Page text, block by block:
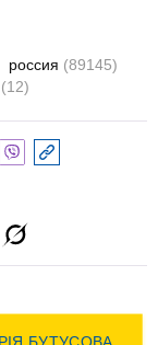
россия (89145)
(12)